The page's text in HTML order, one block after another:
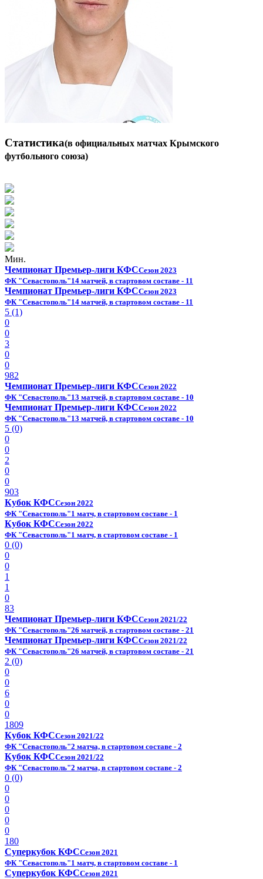
Статистика(в официальных матчах Крымского
футбольного союза)
Мин.
Чемпионат Премьер-лиги КФССезон 2023
ФК "Севастополь"14 матчей, в стартовом составе - 11
Чемпионат Премьер-лиги КФССезон 2023
ФК "Севастополь"14 матчей, в стартовом составе - 11
5 (1)
0
0
3
0
0
982
Чемпионат Премьер-лиги КФССезон 2022
ФК "Севастополь"13 матчей, в стартовом составе - 10
Чемпионат Премьер-лиги КФССезон 2022
ФК "Севастополь"13 матчей, в стартовом составе - 10
5 (0)
0
0
2
0
0
903
Кубок КФССезон 2022
ФК "Севастополь"1 матч, в стартовом составе - 1
Кубок КФССезон 2022
ФК "Севастополь"1 матч, в стартовом составе - 1
0 (0)
0
0
1
1
0
83
Чемпионат Премьер-лиги КФССезон 2021/22
ФК "Севастополь"26 матчей, в стартовом составе - 21
Чемпионат Премьер-лиги КФССезон 2021/22
ФК "Севастополь"26 матчей, в стартовом составе - 21
2 (0)
0
0
6
0
0
1809
Кубок КФССезон 2021/22
ФК "Севастополь"2 матча, в стартовом составе - 2
Кубок КФССезон 2021/22
ФК "Севастополь"2 матча, в стартовом составе - 2
0 (0)
0
0
0
0
0
180
Суперкубок КФССезон 2021
ФК "Севастополь"1 матч, в стартовом составе - 1
Суперкубок КФССезон 2021